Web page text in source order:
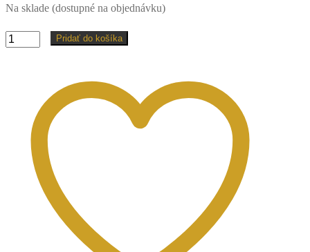
Na sklade (dostupné na objednávku)
množstvo
Dermac
Pridať do košíka